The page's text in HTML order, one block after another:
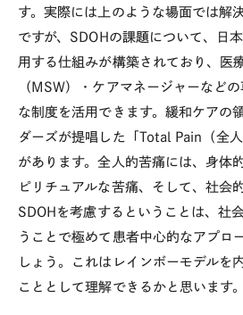
す。実際には上のような場面では解
ですが、 SDOHの課題について、日
用する仕組みが構築されており、医
（MSW）・ケアマネージャーなど
な制度を活用できます。緩和ケアの
ダーズが提唱した「Total Pain （全
があります。全人的苦痛には、身体
ピリチュアルな苦痛、そして、社会
SDOH を考慮するということは、社
うことで極めて患者中心的なアプロ
しょう。これはレインボーモデルを
こととして理解できるかと思います。